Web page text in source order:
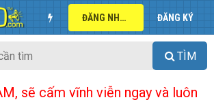
ĐĂNG NHẬP ĐĂNG KÝ
TÌM
sẽ cấm vĩnh viễn ngay và luôn